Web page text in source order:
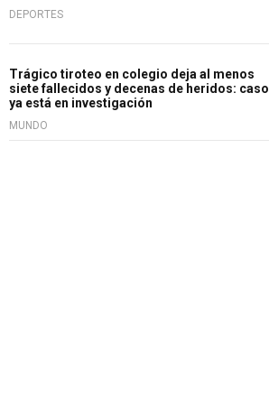
DEPORTES
Trágico tiroteo en colegio deja al menos
siete fallecidos y decenas de heridos: caso
ya está en investigación
MUNDO